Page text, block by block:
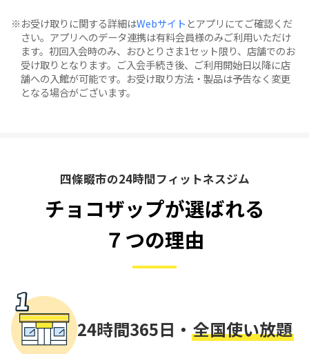
お受け取りに関する詳細はWebサイト とアプリにてご確認くだ
さい。アプリへのデータ連携は有料会員様のみご利用いただけ
ます。初回入会時のみ、おひとりさま1セット限り、店舗でのお
受け取りとなります。ご入会手続き後、ご利用開始日以降に店
舗への入館が可能です。お受け取り方法・製品は予告なく変更
となる場合がございます。
四條畷市の24時間フィットネスジム
チョコザップが選ばれる
７つの理由
24時間365日・ 全国使い放題